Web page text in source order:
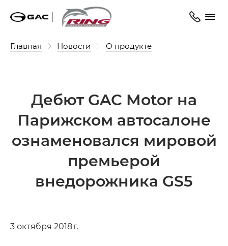
Главная Новости О продукте
Дебют GAC Motor на
Парижском автосалоне
ознаменовался мировой
премьерой
внедорожника GS5
3 октября 2018 г.